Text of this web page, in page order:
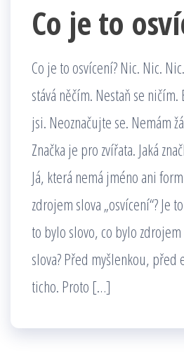
Co je to
Co je to osvícení? Nic. Nic.
stává něčím. Nestaň se
jsi. Neoznačujte se. Nemám
Značka je pro zvířata. Jaká
Já, která nemá jméno ani
zdrojem slova „osvícení“? Je
to bylo slovo, co bylo
slova? Před myšlenkou,
ticho. Proto […]